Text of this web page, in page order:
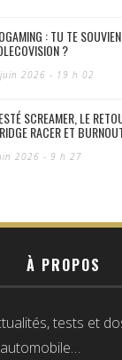
: TU TE
?
2026 - 19 h 02
SCREAMER, LE
RACER ET
2026 - 9 h 27
À PROPOS
tests et